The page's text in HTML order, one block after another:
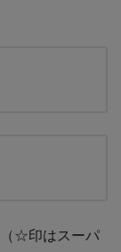
（☆印はスーパ